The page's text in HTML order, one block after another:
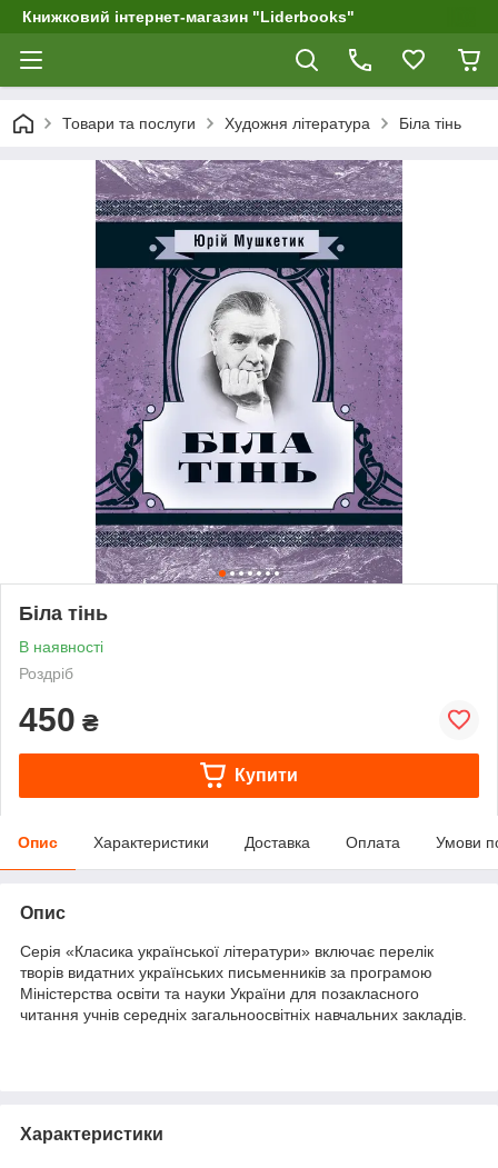
Книжковий інтернет-магазин "Liderbooks"
Товари та послуги Художня література Біла тінь
Біла тінь
В наявності
Роздріб
450 ₴
Купити
Опис Характеристики Доставка Оплата Умови
Опис
Серія «Класика української літератури» включає перелік
творів видатних українських письменників за програмою
Міністерства освіти та науки України для позакласного
читання учнів середніх загальноосвітніх навчальних закладів.
Характеристики